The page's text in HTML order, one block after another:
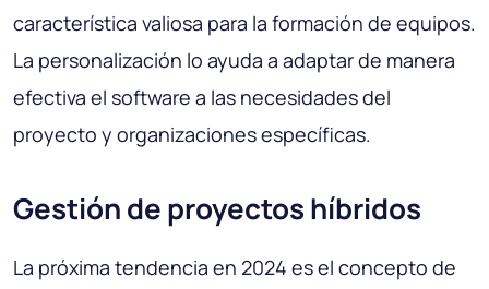
característica valiosa para la formación de equipos.
La personalización lo ayuda a adaptar de manera
efectiva el software a las necesidades del
proyecto y organizaciones específicas.
Gestión de proyectos híbridos
La próxima tendencia en 2024 es el concepto de